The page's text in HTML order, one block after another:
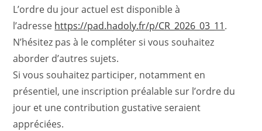
L’ordre du jour actuel est disponible à
l’adresse https://pad.hadoly.fr/p/CR_2026_03_11.
N’hésitez pas à le compléter si vous souhaitez
aborder d’autres sujets.
Si vous souhaitez participer, notamment en
présentiel, une inscription préalable sur l’ordre du
jour et une contribution gustative seraient
appréciées.